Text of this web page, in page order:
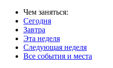
Чем заняться:
Сегодня
Завтра
Эта неделя
Следующая неделя
Все события и места